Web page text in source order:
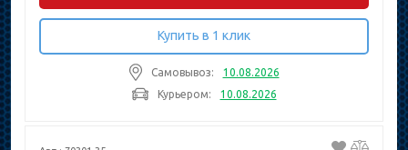
Купить в 1 клик
Самовывоз:
10.08.2026
Курьером:
10.08.2026